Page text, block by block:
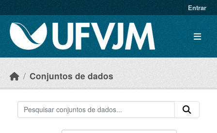
Entrar
Conjuntos de dados